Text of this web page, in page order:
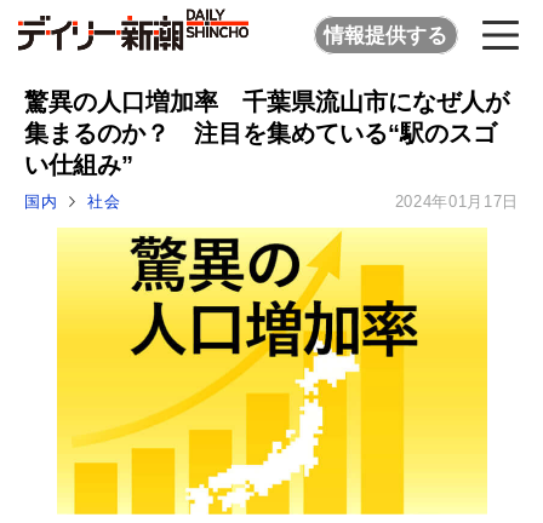
情報提供する
驚異の人口増加率 千葉県流山市になぜ人が
集まるのか？ 注目を集めている“駅のスゴ
い仕組み”
国内 社会 2024年01月17日